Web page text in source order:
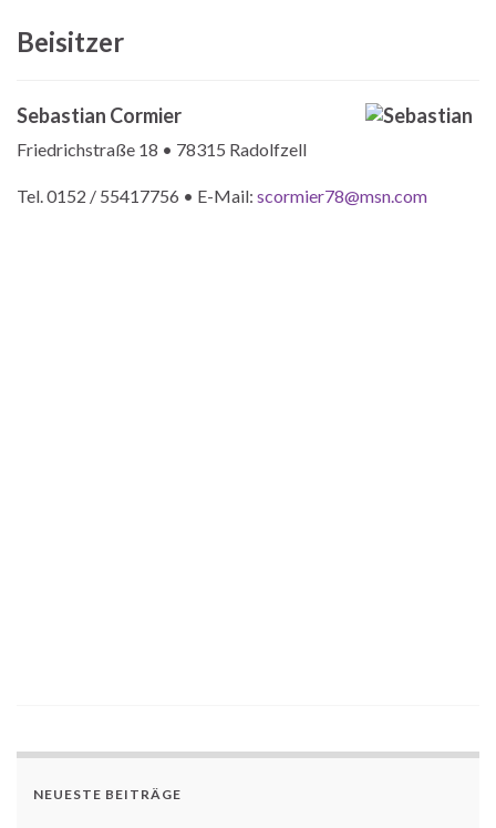
Beisitzer
Sebastian Cormier
Friedrichstraße 18 • 78315 Radolfzell
Tel. 0152 / 55417756 • E-Mail: scormier78@msn.com
NEUESTE BEITRÄGE